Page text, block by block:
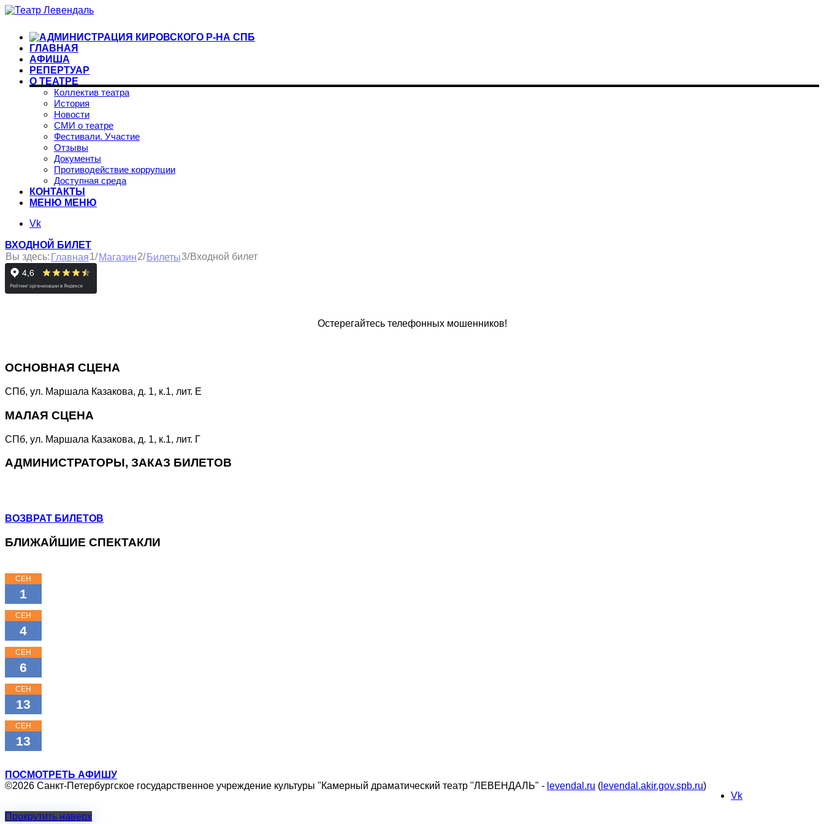
ГЛАВНАЯ
АФИША
РЕПЕРТУАР
О ТЕАТРЕ
Коллектив театра
История
Новости
СМИ о театре
Фестивали. Участие
Отзывы
Документы
Противодействие коррупции
Доступная среда
КОНТАКТЫ
МЕНЮ МЕНЮ
Vk
ВХОДНОЙ БИЛЕТ
Вы здесь: Главная1/ Магазин2/ Билеты3/Входной билет
Остерегайтесь телефонных мошенников!
ОСНОВНАЯ СЦЕНА
СПб, ул. Маршала Казакова, д. 1, к.1, лит. Е
МАЛАЯ СЦЕНА
СПб, ул. Маршала Казакова, д. 1, к.1, лит. Г
АДМИНИСТРАТОРЫ, ЗАКАЗ БИЛЕТОВ
ВОЗВРАТ БИЛЕТОВ
БЛИЖАЙШИЕ СПЕКТАКЛИ
СЕН
1
СЕН
4
СЕН
6
СЕН
13
СЕН
13
ПОСМОТРЕТЬ АФИШУ
©2026 Санкт-Петербургское государственное учреждение культуры "Камерный драматический театр "ЛЕВЕНДАЛЬ" - levendal.ru ( levendal.akir.gov.spb.ru)
Vk
Прокрутить наверх